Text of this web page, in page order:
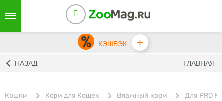
КЭШБЭК +
НАЗАД ГЛАВНАЯ
Кошки Корм для Кошек Влажный корм Для PRO